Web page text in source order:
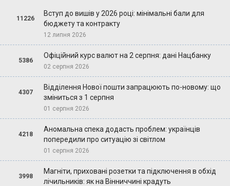
11226
Вступ до вишів у 2026 році: мінімальні бали для
бюджету та контракту
12 липня 2026
5386
Офіційний курс валют на 2 серпня: дані Нацбанку
02 серпня 2026
4307
Відділення Нової пошти запрацюють по-новому: що
зміниться з 1 серпня
01 серпня 2026
4218
Аномальна спека додасть проблем: українців
попередили про ситуацію зі світлом
01 серпня 2026
3998
Магніти, приховані розетки та підключення в обхід
лічильників: як на Вінниччині крадуть